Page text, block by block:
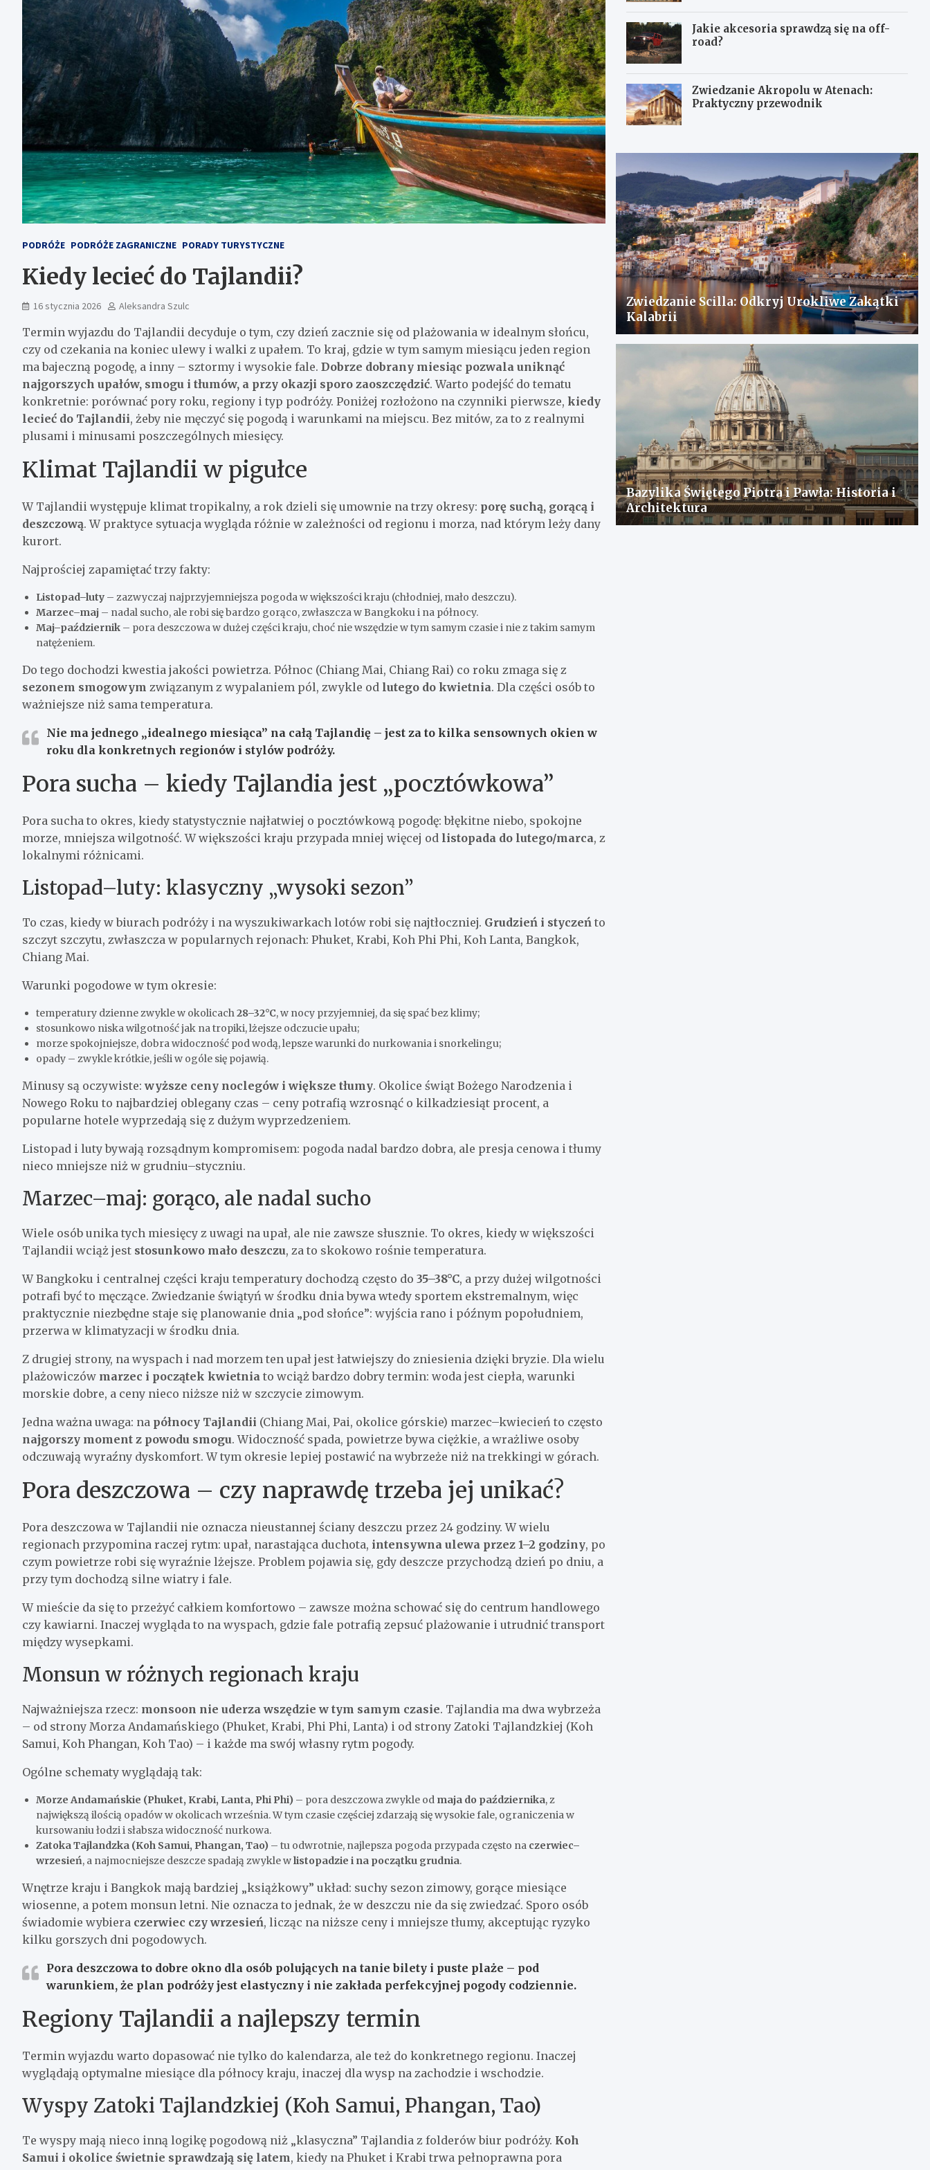
PODRÓŻE PODRÓŻE ZAGRANICZNE PORADY TURYSTYCZNE
Kiedy lecieć do Tajlandii?
16 stycznia 2026 Aleksandra Szulc
Termin wyjazdu do Tajlandii decyduje o tym, czy dzień zacznie się od plażowania w idealnym słońcu,
czy od czekania na koniec ulewy i walki z upałem. To kraj, gdzie w tym samym miesiącu jeden region
ma bajeczną pogodę, a inny – sztormy i wysokie fale. Dobrze dobrany miesiąc pozwala uniknąć
najgorszych upałów, smogu i tłumów, a przy okazji sporo zaoszczędzić. Warto podejść do tematu
konkretnie: porównać pory roku, regiony i typ podróży. Poniżej rozłożono na czynniki pierwsze, kiedy
lecieć do Tajlandii, żeby nie męczyć się pogodą i warunkami na miejscu. Bez mitów, za to z realnymi
plusami i minusami poszczególnych miesięcy.
Klimat Tajlandii w pigułce
W Tajlandii występuje klimat tropikalny, a rok dzieli się umownie na trzy okresy: porę suchą, gorącą i
deszczową. W praktyce sytuacja wygląda różnie w zależności od regionu i morza, nad którym leży dany
kurort.
Najprościej zapamiętać trzy fakty:
Listopad–luty – zazwyczaj najprzyjemniejsza pogoda w większości kraju (chłodniej, mało deszczu).
Marzec–maj – nadal sucho, ale robi się bardzo gorąco, zwłaszcza w Bangkoku i na północy.
Maj–październik – pora deszczowa w dużej części kraju, choć nie wszędzie w tym samym czasie i nie z takim samym
natężeniem.
Do tego dochodzi kwestia jakości powietrza. Północ (Chiang Mai, Chiang Rai) co roku zmaga się z
sezonem smogowym związanym z wypalaniem pól, zwykle od lutego do kwietnia. Dla części osób to
ważniejsze niż sama temperatura.
Nie ma jednego „idealnego miesiąca” na całą Tajlandię – jest za to kilka sensownych okien w
roku dla konkretnych regionów i stylów podróży.
Pora sucha – kiedy Tajlandia jest „pocztówkowa”
Pora sucha to okres, kiedy statystycznie najłatwiej o pocztówkową pogodę: błękitne niebo, spokojne
morze, mniejsza wilgotność. W większości kraju przypada mniej więcej od listopada do lutego/marca, z
lokalnymi różnicami.
Listopad–luty: klasyczny „wysoki sezon”
To czas, kiedy w biurach podróży i na wyszukiwarkach lotów robi się najtłoczniej. Grudzień i styczeń to
szczyt szczytu, zwłaszcza w popularnych rejonach: Phuket, Krabi, Koh Phi Phi, Koh Lanta, Bangkok,
Chiang Mai.
Warunki pogodowe w tym okresie:
temperatury dzienne zwykle w okolicach28–32°C, w nocy przyjemniej, da się spać bez klimy;
stosunkowo niska wilgotność jak na tropiki, lżejsze odczucie upału;
morze spokojniejsze, dobra widoczność pod wodą, lepsze warunki do nurkowania i snorkelingu;
opady – zwykle krótkie, jeśli w ogóle się pojawią.
Minusy są oczywiste:wyższe ceny noclegów i większe tłumy. Okolice świąt Bożego Narodzenia i
Nowego Roku to najbardziej oblegany czas – ceny potrafią wzrosnąć o kilkadziesiąt procent, a
popularne hotele wyprzedają się z dużym wyprzedzeniem.
Listopad i luty bywają rozsądnym kompromisem: pogoda nadal bardzo dobra, ale presja cenowa i tłumy
nieco mniejsze niż w grudniu–styczniu.
Marzec–maj: gorąco, ale nadal sucho
Wiele osób unika tych miesięcy z uwagi na upał, ale nie zawsze słusznie. To okres, kiedy w większości
Tajlandii wciąż jest stosunkowo mało deszczu, za to skokowo rośnie temperatura.
W Bangkoku i centralnej części kraju temperatury dochodzą często do 35–38°C, a przy dużej wilgotności
potrafi być to męczące. Zwiedzanie świątyń w środku dnia bywa wtedy sportem ekstremalnym, więc
praktycznie niezbędne staje się planowanie dnia „pod słońce”: wyjścia rano i późnym popołudniem,
przerwa w klimatyzacji w środku dnia.
Z drugiej strony, na wyspach i nad morzem ten upał jest łatwiejszy do zniesienia dzięki bryzie. Dla wielu
plażowiczów marzec i początek kwietnia to wciąż bardzo dobry termin: woda jest ciepła, warunki
morskie dobre, a ceny nieco niższe niż w szczycie zimowym.
Jedna ważna uwaga: na północy Tajlandii (Chiang Mai, Pai, okolice górskie) marzec–kwiecień to często
najgorszy moment z powodu smogu. Widoczność spada, powietrze bywa ciężkie, a wrażliwe osoby
odczuwają wyraźny dyskomfort. W tym okresie lepiej postawić na wybrzeże niż na trekkingi w górach.
Pora deszczowa – czy naprawdę trzeba jej unikać?
Pora deszczowa w Tajlandii nie oznacza nieustannej ściany deszczu przez 24 godziny. W wielu
regionach przypomina raczej rytm: upał, narastająca duchota, intensywna ulewa przez 1–2 godziny, po
czym powietrze robi się wyraźnie lżejsze. Problem pojawia się, gdy deszcze przychodzą dzień po dniu, a
przy tym dochodzą silne wiatry i fale.
W mieście da się to przeżyć całkiem komfortowo – zawsze można schować się do centrum handlowego
czy kawiarni. Inaczej wygląda to na wyspach, gdzie fale potrafią zepsuć plażowanie i utrudnić transport
między wysepkami.
Monsun w różnych regionach kraju
Najważniejsza rzecz: monsoon nie uderza wszędzie w tym samym czasie. Tajlandia ma dwa wybrzeża
– od strony Morza Andamańskiego (Phuket, Krabi, Phi Phi, Lanta) i od strony Zatoki Tajlandzkiej (Koh
Samui, Koh Phangan, Koh Tao) – i każde ma swój własny rytm pogody.
Ogólne schematy wyglądają tak:
Morze Andamańskie (Phuket, Krabi, Lanta, Phi Phi) – pora deszczowa zwykle od maja do października, z
największą ilością opadów w okolicach września. W tym czasie częściej zdarzają się wysokie fale, ograniczenia w
kursowaniu łodzi i słabsza widoczność nurkowa.
Zatoka Tajlandzka (Koh Samui, Phangan, Tao) – tu odwrotnie, najlepsza pogoda przypada często na czerwiec–
wrzesień, a najmocniejsze deszcze spadają zwykle wlistopadzie i na początku grudnia.
Wnętrze kraju i Bangkok mają bardziej „książkowy” układ: suchy sezon zimowy, gorące miesiące
wiosenne, a potem monsun letni. Nie oznacza to jednak, że w deszczu nie da się zwiedzać. Sporo osób
świadomie wybiera czerwiec czy wrzesień, licząc na niższe ceny i mniejsze tłumy, akceptując ryzyko
kilku gorszych dni pogodowych.
Pora deszczowa to dobre okno dla osób polujących na tanie bilety i puste plaże – pod
warunkiem, że plan podróży jest elastyczny i nie zakłada perfekcyjnej pogody codziennie.
Regiony Tajlandii a najlepszy termin
Termin wyjazdu warto dopasować nie tylko do kalendarza, ale też do konkretnego regionu. Inaczej
wyglądają optymalne miesiące dla północy kraju, inaczej dla wysp na zachodzie i wschodzie.
Wyspy Zatoki Tajlandzkiej (Koh Samui, Phangan, Tao)
Te wyspy mają nieco inną logikę pogodową niż „klasyczna” Tajlandia z folderów biur podróży. Koh
Samui i okolice świetnie sprawdzają się latem, kiedy na Phuket i Krabi trwa pełnoprawna pora
Jakie akcesoria sprawdzą się na off-
road?
Zwiedzanie Akropolu w Atenach:
Praktyczny przewodnik
Zwiedzanie Scilla: Odkryj Urokliwe Zakątki
Kalabrii
Bazylika Świętego Piotra i Pawła: Historia i
Architektura